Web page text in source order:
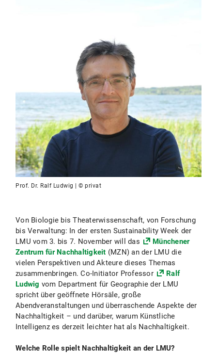
Prof. Dr. Ralf Ludwig | © privat
Von Biologie bis Theaterwissenschaft, von Forschung
bis Verwaltung: In der ersten Sustainability Week der
LMU vom 3. bis 7. November will das
Münchener
Zentrum für Nachhaltigkeit (MZN) an der LMU die
vielen Perspektiven und Akteure dieses Themas
zusammenbringen. Co-Initiator Professor
Ralf
Ludwig vom Department für Geographie der LMU
spricht über geöffnete Hörsäle, große
Abendveranstaltungen und überraschende Aspekte der
Nachhaltigkeit – und darüber, warum Künstliche
Intelligenz es derzeit leichter hat als Nachhaltigkeit.
Welche Rolle spielt Nachhaltigkeit an der LMU?